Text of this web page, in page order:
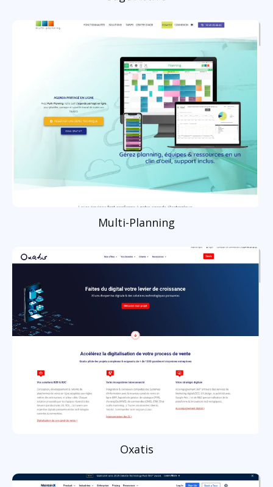
Multi-Planning
Oxatis